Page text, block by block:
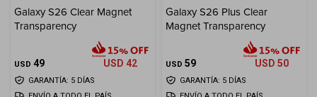
Galaxy S26 Clear Magnet
Transparency
USD 49 USD 42
GARANTÍA: 5 DÍAS
Galaxy S26 Plus Clear
Magnet Transparency
USD 59 USD 50
GARANTÍA: 5 DÍAS